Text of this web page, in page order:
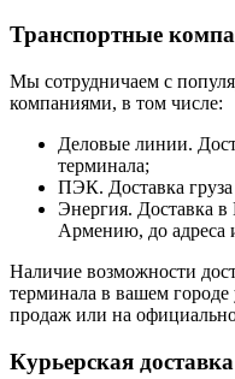
Транспортные
Мы сотрудничаем с
компаниями, в том числе:
Деловые линии.
терминала;
ПЭК. Доставка груза
Энергия. Доставка в
Армению, до адреса
Наличие возможности
терминала в вашем городе
продаж или на
Курьерская